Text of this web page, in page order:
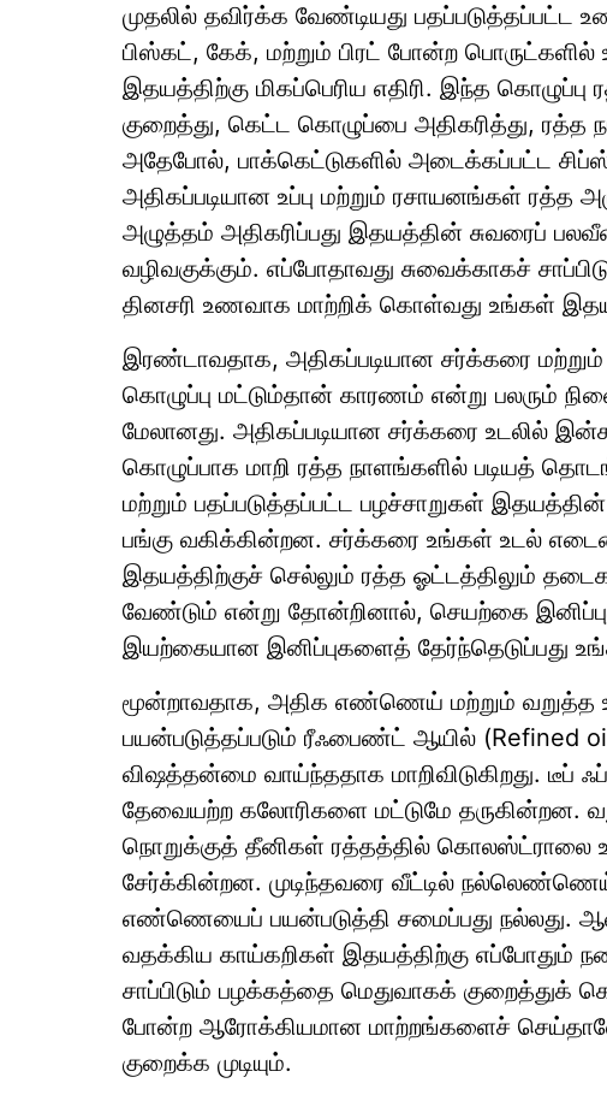
முதலில் தவிர்க்க வேண்டியது பதப்படுத்தப்பட்ட
பிஸ்கட், கேக், மற்றும் பிரட் போன்ற
இதயத்திற்கு மிகப்பெரிய எதிரி. இந்த
குறைத்து, கெட்ட கொழுப்பை அதிகரித்து,
அதேபோல், பாக்கெட்டுகளில் அடைக்கப்பட்ட
அதிகப்படியான உப்பு மற்றும் ரசாயனங்கள்
அழுத்தம் அதிகரிப்பது இதயத்தின் சுவரைப்
வழிவகுக்கும். எப்போதாவது சுவைக்காகச்
தினசரி உணவாக மாற்றிக் கொள்வது உங்கள்
இரண்டாவதாக, அதிகப்படியான சர்க்கரை மற்றும்
கொழுப்பு மட்டும்தான் காரணம் என்று பலரும்
மேலானது. அதிகப்படியான சர்க்கரை உடலில்
கொழுப்பாக மாறி ரத்த நாளங்களில் படியத்
மற்றும் பதப்படுத்தப்பட்ட பழச்சாறுகள்
பங்கு வகிக்கின்றன. சர்க்கரை உங்கள் உடல்
இதயத்திற்குச் செல்லும் ரத்த ஓட்டத்திலும்
வேண்டும் என்று தோன்றினால், செயற்கை
இயற்கையான இனிப்புகளைத் தேர்ந்தெடுப்பது
மூன்றாவதாக, அதிக எண்ணெய் மற்றும்
பயன்படுத்தப்படும் ரீஃபைண்ட் ஆயில் (Refined
விஷத்தன்மை வாய்ந்ததாக மாறிவிடுகிறது. டீப்
தேவையற்ற கலோரிகளை மட்டுமே தருகின்றன.
நொறுக்குத் தீனிகள் ரத்தத்தில் கொலஸ்ட்ராலை
சேர்க்கின்றன. முடிந்தவரை வீட்டில்
எண்ணெயைப் பயன்படுத்தி சமைப்பது நல்லது.
வதக்கிய காய்கறிகள் இதயத்திற்கு எப்போதும்
சாப்பிடும் பழக்கத்தை மெதுவாகக் குறைத்துக்
போன்ற ஆரோக்கியமான மாற்றங்களைச் செய்தாலே
குறைக்க முடியும்.